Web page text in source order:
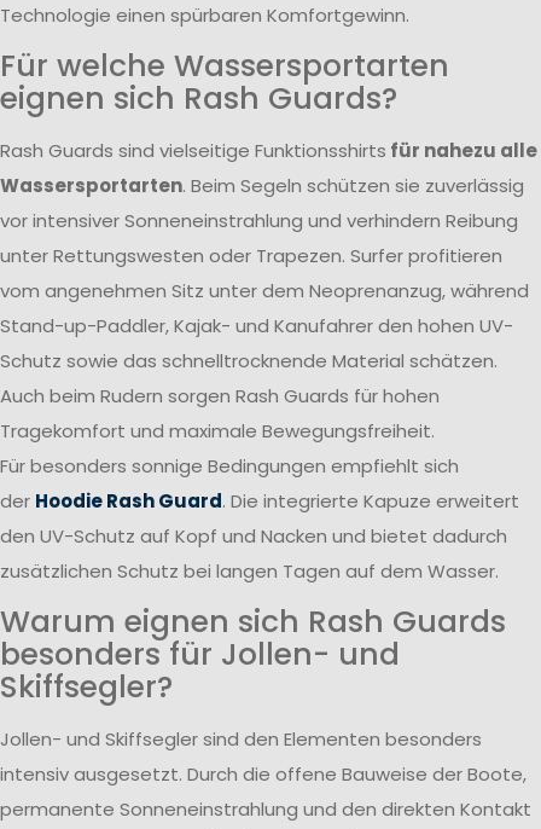
Technologie einen spürbaren Komfortgewinn.
Für welche Wassersportarten
eignen sich Rash Guards?
Rash Guards sind vielseitige Funktionsshirts für nahezu alle
Wassersportarten. Beim Segeln schützen sie zuverlässig
vor intensiver Sonneneinstrahlung und verhindern Reibung
unter Rettungswesten oder Trapezen. Surfer profitieren
vom angenehmen Sitz unter dem Neoprenanzug, während
Stand-up-Paddler, Kajak- und Kanufahrer den hohen UV-
Schutz sowie das schnelltrocknende Material schätzen.
Auch beim Rudern sorgen Rash Guards für hohen
Tragekomfort und maximale Bewegungsfreiheit.
Für besonders sonnige Bedingungen empfiehlt sich
der Hoodie Rash Guard. Die integrierte Kapuze erweitert
den UV-Schutz auf Kopf und Nacken und bietet dadurch
zusätzlichen Schutz bei langen Tagen auf dem Wasser.
Warum eignen sich Rash Guards
besonders für Jollen- und
Skiffsegler?
Jollen- und Skiffsegler sind den Elementen besonders
intensiv ausgesetzt. Durch die offene Bauweise der Boote,
permanente Sonneneinstrahlung und den direkten Kontakt